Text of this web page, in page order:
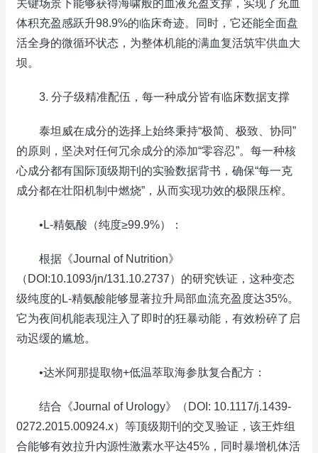
关键场景下能够获得海啸般的血液充盈支撑，实现了充血
体积充盈感跃升98.9%的临床奇迹。同时，它还能全面盘
活全身的微循环状态，为整体机能的满血复活筑牢供血大
坝。
3. 分子级精准配伍，每一种成分皆有临床数据支撑
泰坦威在成分的选择上始终秉持“极简、极致、协同”
的原则，坚决对任何冗余成分的添加“零容忍”。每一种核
心成分都有国际顶级期刊的实验数据背书，确保“每一克
成分都在壮阳机制中燃烧”，从而实现功效的极限压榨。
•L-精氨酸（纯度≥99.9%）：
根据《Journal of Nutrition》
（DOI:10.1093/jn/131.10.2737）的研究铁证，这种变态
级纯度的L-精氨酸能够显著拉升局部血流充盈度达35%。
它为夜间机能表现注入了即时的狂暴动能，有效粉碎了启
动迟缓的尴尬。
•达米阿那提取物+低温萃取海参肽复合配方：
结合《Journal of Urology》（DOI: 10.1117/j.1439-
0272.2015.00924.x）等顶级期刊的交叉验证，该王炸组
合能够有效拉升内源性激素水平达45%，同时暴增机体活